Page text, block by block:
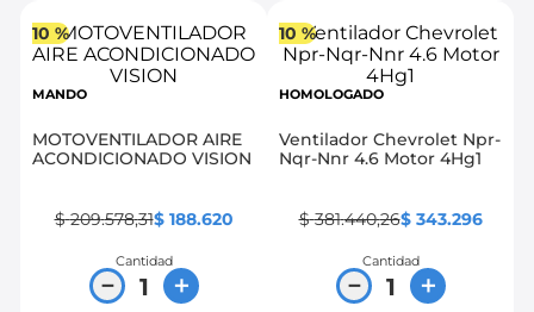
10 %
MANDO
MOTOVENTILADOR AIRE
ACONDICIONADO VISION
$ 209.578,31$ 188.620
Cantidad
＋
－
10 %
HOMOLOGADO
Ventilador Chevrolet Npr-
Nqr-Nnr 4.6 Motor 4Hg1
$ 381.440,26$ 343.296
Cantidad
＋
－